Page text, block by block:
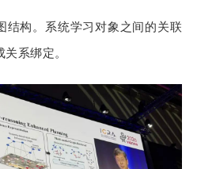
结构。系统学习对象之间的关联
系绑定。